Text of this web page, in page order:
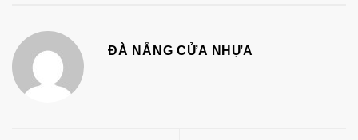
ĐÀ NẴNG CỬA NHỰA